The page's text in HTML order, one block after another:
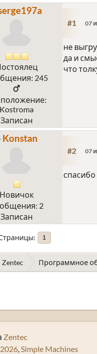
245
Kostroma
Записан
#1 07
не
да и
что
Konstan
Новичок
2
Записан
#2 07
спасибо
1
Программное
Zentec
,Simple Machines